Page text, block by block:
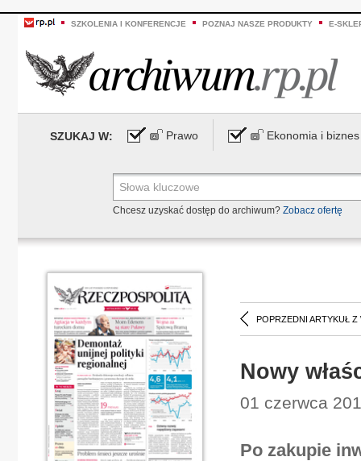
SZKOLENIA I KONFERENCJE POZNAJ NASZE PRODUKTY E-
SZUKAJ W: Prawo Ekonomia i biznes
Chcesz uzyskać dostęp do archiwum? Zobacz ofertę
POPRZEDNI ARTYKUŁ Z
Nowy
01 czerwca
Po zakupie